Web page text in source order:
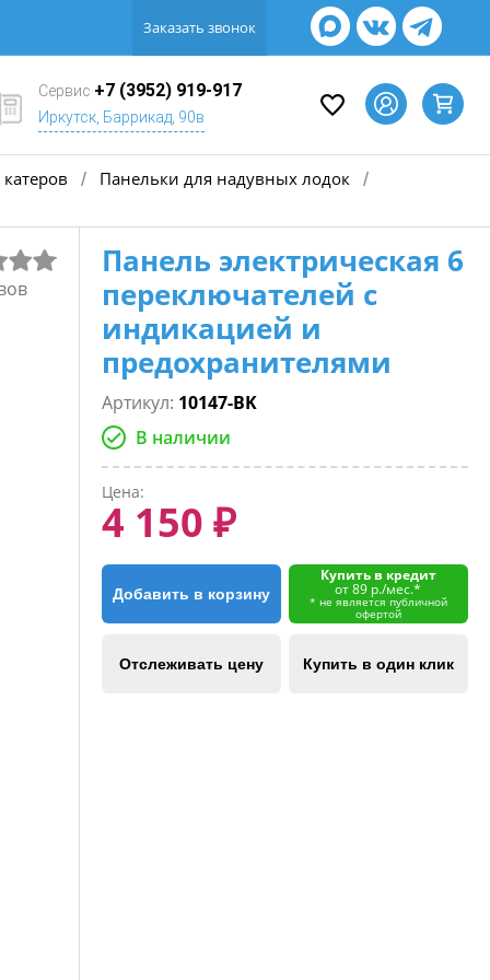
Заказать звонок
Сервис +7 (3952) 919-917
Иркутск, Баррикад, 90в
/ Панельки для надувных лодок /
Панель электрическая 6
переключателей с
индикацией и
предохранителями
Артикул: 10147-BK
В наличии
Цена:
4 150 ₽
Добавить в корзину
Купить в кредит
от 89 р./мес.*
* не является публичной
офертой
Отслеживать цену Купить в один клик